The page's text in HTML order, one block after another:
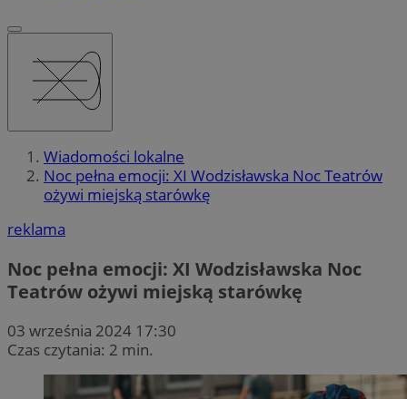
Wiadomości lokalne
Noc pełna emocji: XI Wodzisławska Noc Teatrów
ożywi miejską starówkę
reklama
Noc pełna emocji: XI Wodzisławska Noc
Teatrów ożywi miejską starówkę
03 września 2024 17:30
Czas czytania: 2 min.